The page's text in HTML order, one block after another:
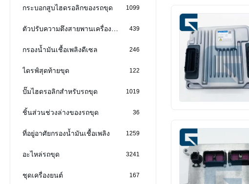
กระบอกสูบไฮดรอลิกของรถขุด 1099
ตัวปรับความตึงสายพานเครื่องยนต์ 439
กรองน้ำมันเชื้อเพลิงดีเซล 246
ไดรฟ์สุดท้ายขุด 122
ปั๊มไฮดรอลิกสำหรับรถขุด 1019
ชิ้นส่วนช่วงล่างของรถขุด 36
ที่อยู่อาศัยกรองน้ำมันเชื้อเพลิง 1259
อะไหล่รถขุด 3241
ชุดเครื่องยนต์ 167